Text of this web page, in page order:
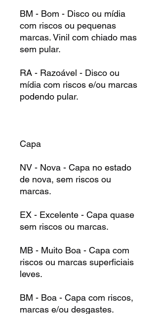
BM - Bom - Disco ou mídia
com riscos ou pequenas
marcas. Vinil com chiado mas
sem pular.
RA - Razoável - Disco ou
mídia com riscos e/ou marcas
podendo pular.
Capa
NV - Nova - Capa no estado
de nova, sem riscos ou
marcas.
EX - Excelente - Capa quase
sem riscos ou marcas.
MB - Muito Boa - Capa com
riscos ou marcas superficiais
leves.
BM - Boa - Capa com riscos,
marcas e/ou desgastes.